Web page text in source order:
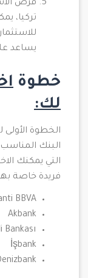
فرص
تركيا،
يساعد
خطوة
لك:
الخطوة
البنك المناسب
التي يمكنك
فريدة خاصة
BBVA
Akbank
Bankası
İşbank